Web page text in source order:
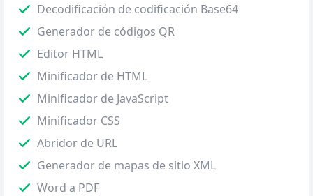
Decodificación de codificación Base64
Generador de códigos QR
Editor HTML
Minificador de HTML
Minificador de JavaScript
Minificador CSS
Abridor de URL
Generador de mapas de sitio XML
Word a PDF